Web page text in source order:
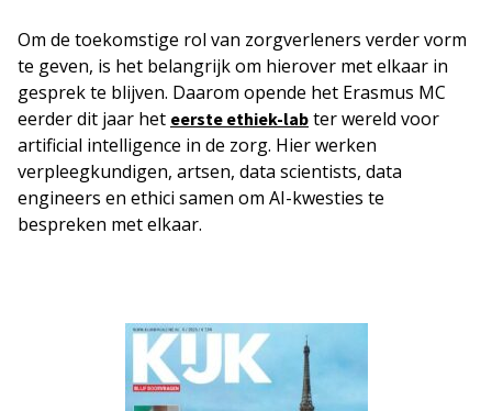
Om de toekomstige rol van zorgverleners verder vorm
te geven, is het belangrijk om hierover met elkaar in
gesprek te blijven. Daarom opende het Erasmus MC
eerder dit jaar het eerste ethiek-lab ter wereld voor
artificial intelligence in de zorg. Hier werken
verpleegkundigen, artsen, data scientists, data
engineers en ethici samen om AI-kwesties te
bespreken met elkaar.